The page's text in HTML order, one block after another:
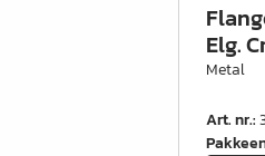
Elg.
Metal
Art. nr.: